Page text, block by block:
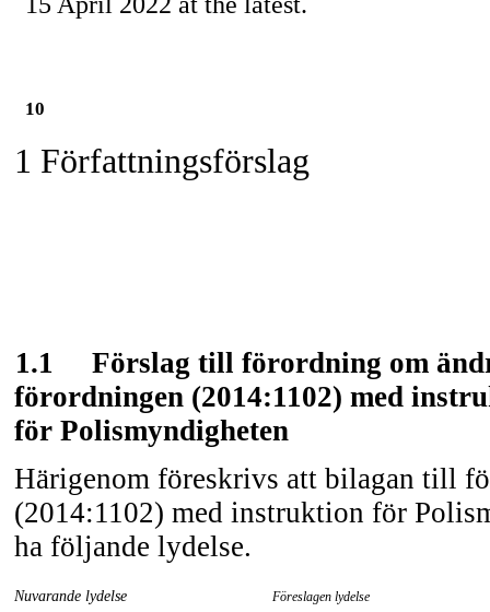
10
1 Författningsförslag
1.1
Förslag till förordning om
förordningen (2014:1102) med
för Polismyndigheten
Härigenom föreskrivs att bilagan till
(2014:1102) med instruktion för
ha följande lydelse.
Nuvarande lydelse Föreslagen lydelse